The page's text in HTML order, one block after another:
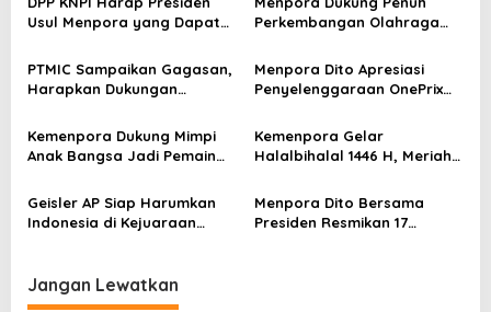
s
i
p
s
Usul Menpora yang Dapat
Memahami Dinamika
Kepemudaan
Perkembangan Olahraga
PTMIC Sampaikan Gagasan,
Harapkan Dukungan
dan Silaturahmi
Menpora Dito Apresiasi
Penyelenggaraan OnePrix
Kemenpora Dukung Mimpi
Anak Bangsa Jadi Pemain
Barcelona
Kemenpora Gelar
Halalbihalal 1446 H, Meriah
Geisler AP Siap Harumkan
Indonesia di Kejuaraan
Menpora Dito Bersama
Presiden Resmikan 17
Jangan Lewatkan